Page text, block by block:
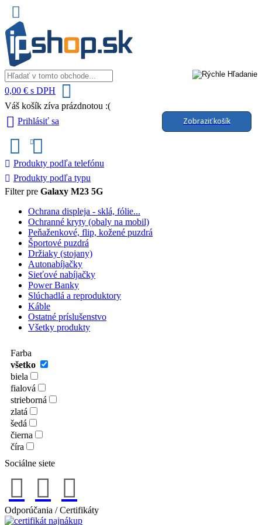
0,00 € s DPH
Váš košík zíva prázdnotou :(
Zobraziť košík
Prihlásiť sa
Produkty podľa telefónu
Produkty podľa typu
Filter pre Galaxy M23 5G
Ochrana displeja - sklá, fólie...
Ochranné kryty (obaly na mobil)
Peňaženkové, flip, kožené puzdrá
Športové puzdrá
Držiaky (stojany)
Autonabíjačky
Sieťové nabíjačky
Power Banky
Slúchadlá a reproduktory
Káble
Ostatné príslušenstvo
Všetky produkty
Farba
všetko
biela
fialová
strieborná
zlatá
šedá
čierna
číra
Sociálne siete
Odporúčania / Certifikáty